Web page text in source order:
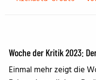
Woche der Kritik 2023:
Einmal mehr zeigt die